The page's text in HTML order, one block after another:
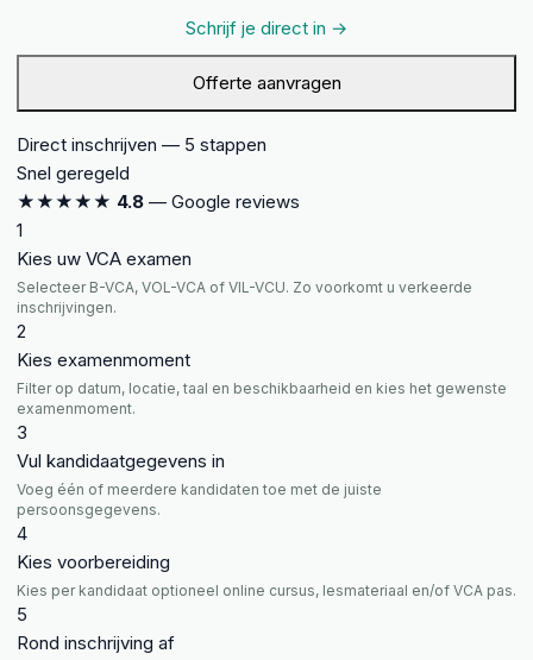
Schrijf je direct in →
Offerte aanvragen
Direct inschrijven — 5 stappen
Snel geregeld
★★★★★ 4.8 — Google reviews
1
Kies uw VCA examen
Selecteer B-VCA, VOL-VCA of VIL-VCU. Zo voorkomt u verkeerde
inschrijvingen.
2
Kies examenmoment
Filter op datum, locatie, taal en beschikbaarheid en kies het gewenste
examenmoment.
3
Vul kandidaatgegevens in
Voeg één of meerdere kandidaten toe met de juiste
persoonsgegevens.
4
Kies voorbereiding
Kies per kandidaat optioneel online cursus, lesmateriaal en/of VCA pas.
5
Rond inschrijving af